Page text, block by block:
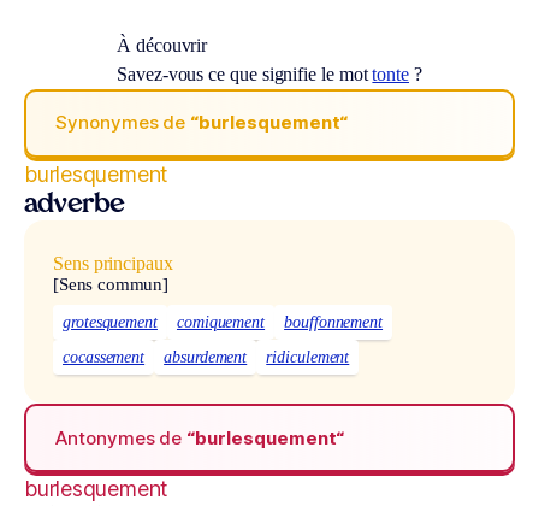
À découvrir
Savez-vous ce que signifie le mottonte ?
Synonymes de “burlesquement“
burlesquement
adverbe
Sens principaux
[Sens commun]
grotesquement comiquement
bouffonnement
cocassement
absurdement ridiculement
Antonymes de “burlesquement“
burlesquement